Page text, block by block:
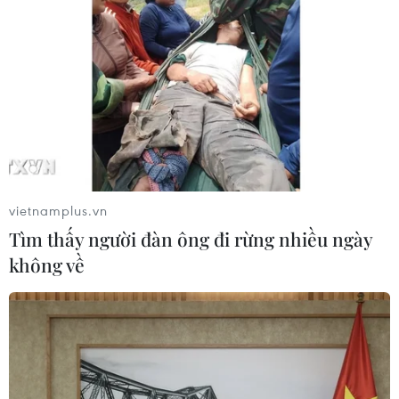
04/08/2026 02:32
'Hủy diệt' Indonesia 3-0, tuyển Việt
Nam khẳng định vị thế nhà vô địch
ASEAN Cup
CƠ QUAN CHỦ QUẢN: THÔNG TẤN XÃ VIỆT NAM
Tổng Biên tập: TRẦN TIẾN DUẨN
vietnamplus.vn
Tìm thấy người đàn ông đi rừng nhiều ngày
không về